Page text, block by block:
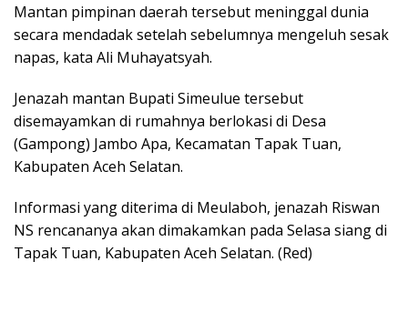
Mantan pimpinan daerah tersebut meninggal dunia
secara mendadak setelah sebelumnya mengeluh sesak
napas, kata Ali Muhayatsyah.
Jenazah mantan Bupati Simeulue tersebut
disemayamkan di rumahnya berlokasi di Desa
(Gampong) Jambo Apa, Kecamatan Tapak Tuan,
Kabupaten Aceh Selatan.
Informasi yang diterima di Meulaboh, jenazah Riswan
NS rencananya akan dimakamkan pada Selasa siang di
Tapak Tuan, Kabupaten Aceh Selatan. (Red)